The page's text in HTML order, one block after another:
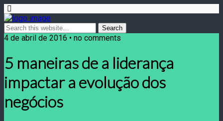
4 de abril de 2016 • no comments
5 maneiras de a liderança
impactar a evolução dos
negócios